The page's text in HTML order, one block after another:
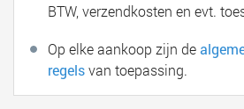
BTW, verzendkosten en evt.
Op elke aankoop zijn de
regelsvan toepassing.